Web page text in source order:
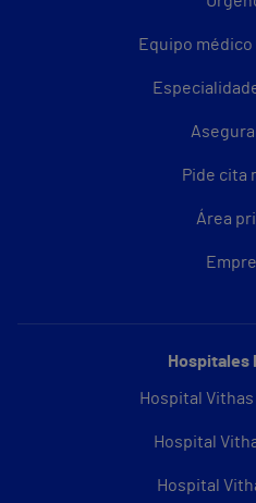
Equipo
Pide cita
Área
Hospitales
Hospital Vithas
Hospital
Hospital